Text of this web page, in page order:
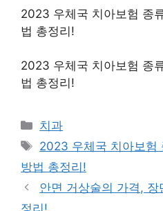
2023 우체국 치아보험 종
법 총정리!
2023 우체국 치아보험 종
법 총정리!
Categories
치과
Tags
2023 우체국 치아보험
방법 총정리!
안면 거상술의 가격,
정리!